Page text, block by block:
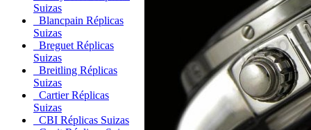
Suizas
Blancpain Réplicas
Suizas
Breguet Réplicas
Suizas
Breitling Réplicas
Suizas
Cartier Réplicas
Suizas
CBI Réplicas Suizas